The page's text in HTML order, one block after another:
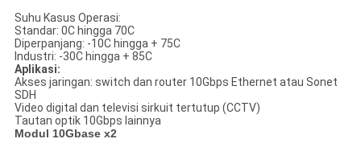
Suhu Kasus Operasi:
Standar: 0C hingga 70C
Diperpanjang: -10C hingga + 75C
Industri: -30C hingga + 85C
Aplikasi:
Akses jaringan: switch dan router 10Gbps Ethernet atau Sonet
SDH
Video digital dan televisi sirkuit tertutup (CCTV)
Tautan optik 10Gbps lainnya
Modul 10Gbase x2